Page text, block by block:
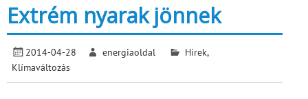
Extrém nyarak jönnek
2014-04-28 energiaoldal Hírek,
Klímaváltozás